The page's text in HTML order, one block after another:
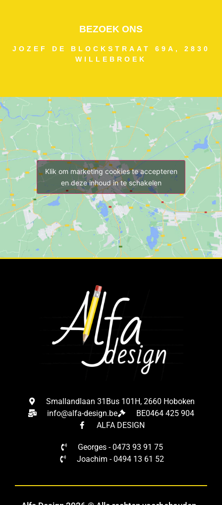
BEZOEK ONS
JOZEF DE BLOCKSTRAAT 69A, 2830
WILLEBROEK
Klik om marketing cookies te accepteren
en deze inhoud in te schakelen
Smallandlaan 31Bus 101H, 2660 Hoboken
info@alfa-design.be
BE0464 425 904
ALFA DESIGN
Georges - 0473 93 91 75
Joachim - 0494 13 61 52